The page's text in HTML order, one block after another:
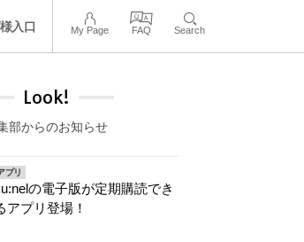
入口 My Page FAQ Search
Look!
部からのお知らせ
プリ
の電子版が定期購読でき
アプリ登場！